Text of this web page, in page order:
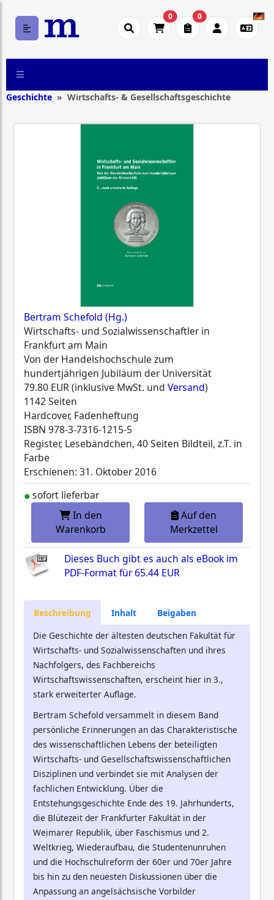
0 0
Geschichte Wirtschafts- & Gesellschaftsgeschichte
Bertram Schefold (Hg.)
Wirtschafts- und Sozialwissenschaftler in
Frankfurt am Main
Von der Handelshochschule zum
hundertjährigen Jubiläum der Universität
79.80 EUR (inklusive MwSt. und Versand)
1142 Seiten
Hardcover, Fadenheftung
ISBN 978-3-7316-1215-5
Register, Lesebändchen, 40 Seiten Bildteil, z.T. in
Farbe
Erschienen: 31. Oktober 2016
sofort lieferbar
In den
Warenkorb
Auf den
Merkzettel
Dieses Buch gibt es auch als eBook im
PDF-Format für65.44 EUR
Beschreibung Inhalt
Beigaben
Die Geschichte der ältesten deutschen Fakultät für
Wirtschafts- und Sozialwissenschaften und ihres
Nachfolgers, des Fachbereichs
Wirtschaftswissenschaften, erscheint hier in 3.,
stark erweiterter Auflage.
Bertram Schefold versammelt in diesem Band
persönliche Erinnerungen an das Charakteristische
des wissenschaftlichen Lebens der beteiligten
Wirtschafts- und Gesellschaftswissenschaftlichen
Disziplinen und verbindet sie mit Analysen der
fachlichen Entwicklung. Über die
Entstehungsgeschichte Ende des 19. Jahrhunderts,
die Blütezeit der Frankfurter Fakultät in der
Weimarer Republik, über Faschismus und 2.
Weltkrieg, Wiederaufbau, die Studentenunruhen
und die Hochschulreform der 60er und 70er Jahre
bis hin zu den neuesten Diskussionen über die
Anpassung an angelsächsische Vorbilder